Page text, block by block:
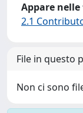
Appare
2.1
File in questo
Non ci sono